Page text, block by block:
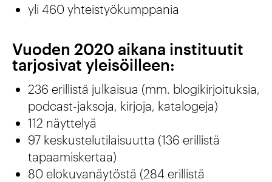
yli 460 yhteistyökumppania
Vuoden 2020 aikana instituutit
tarjosivat yleisöilleen:
236 erillistä julkaisua (mm. blogikirjoituksia,
podcast-jaksoja, kirjoja, katalogeja)
112 näyttelyä
97 keskustelutilaisuutta (136 erillistä
tapaamiskertaa)
80 elokuvanäytöstä (284 erillistä